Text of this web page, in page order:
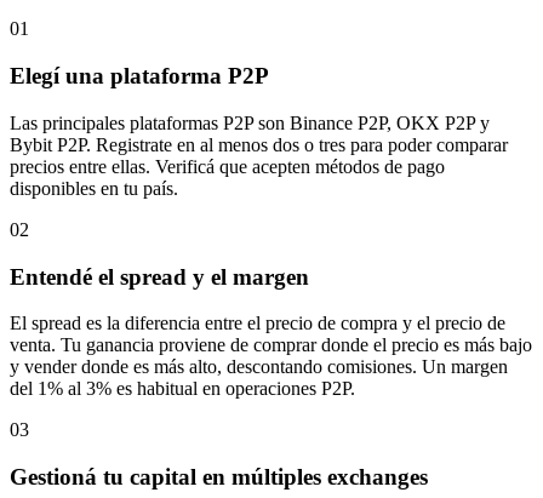
01
Elegí una plataforma P2P
Las principales plataformas P2P son Binance P2P, OKX P2P y
Bybit P2P. Registrate en al menos dos o tres para poder comparar
precios entre ellas. Verificá que acepten métodos de pago
disponibles en tu país.
02
Entendé el spread y el margen
El spread es la diferencia entre el precio de compra y el precio de
venta. Tu ganancia proviene de comprar donde el precio es más bajo
y vender donde es más alto, descontando comisiones. Un margen
del 1% al 3% es habitual en operaciones P2P.
03
Gestioná tu capital en múltiples exchanges